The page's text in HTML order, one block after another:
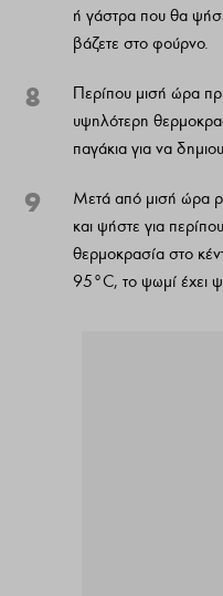
ή γάστρα που θα
βάζετε στο φούρνο.
8
Περίπου μισή ώρα
υψηλότερη
παγάκια για να
9
Μετά από μισή ώρα
και ψήστε για
θερμοκρασία στο
95°C, το ψωμί έχει